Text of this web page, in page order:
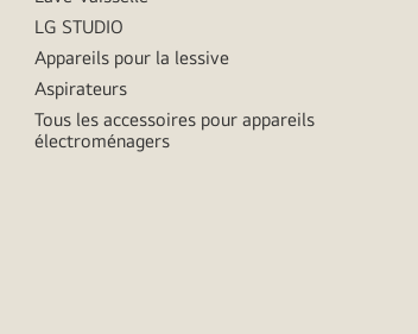
LG STUDIO
Appareils pour la lessive
Aspirateurs
Tous les accessoires pour appareils
électroménagers